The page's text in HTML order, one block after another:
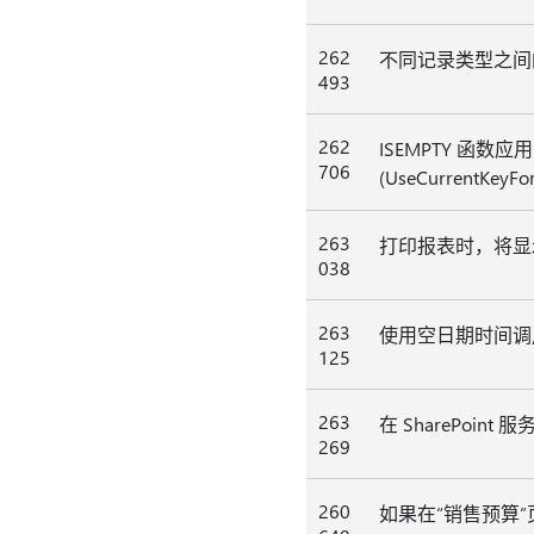
262
493
不同记录类型之
262
706
ISEMPTY 函数应
263
038
打印报表时，将
263
125
使用空日期时间
263
269
在 SharePoint 服
260
如果在“销售预算